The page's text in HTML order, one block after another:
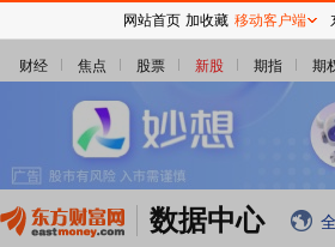
财经 焦点 股票 新股 期指 期
数据中心
网站首页 加收藏 移动客户端